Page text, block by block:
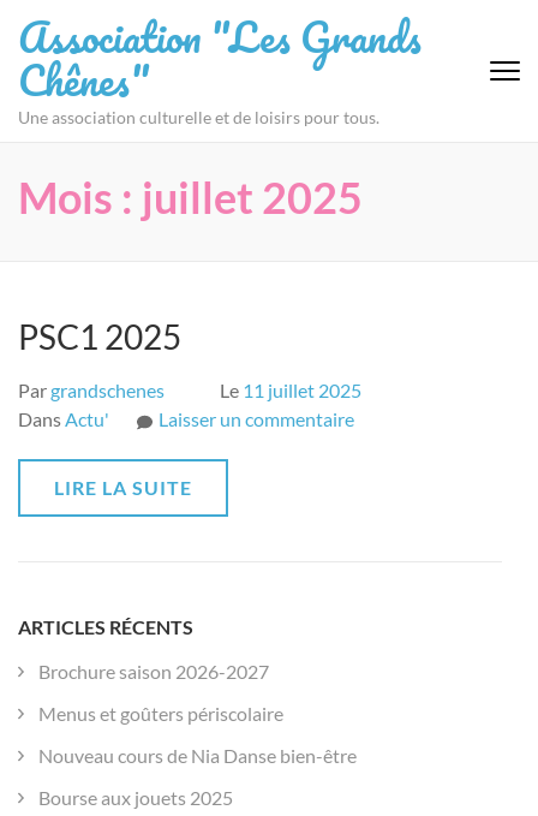
au
contenu
(Pressez
Entrée)
Association "Les Grands
Chênes"
Une association culturelle et de loisirs pour tous.
Mois : juillet 2025
PSC1 2025
Pargrandschenes Le 11 juillet 2025
DansActu' Laisser un commentairesur
LIRE LA SUITE
ARTICLES RÉCENTS
Brochure saison 2026-2027
Menus et goûters périscolaire
Nouveau cours de Nia Danse bien-être
Bourse aux jouets 2025